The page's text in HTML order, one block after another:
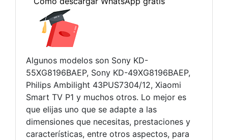
Algunos modelos son Sony KD-
55XG8196BAEP, Sony KD-49XG8196BAEP,
Philips Ambilight 43PUS7304/12, Xiaomi
Smart TV P1 y muchos otros. Lo mejor es
que elijas uno que se adapte a las
dimensiones que necesitas, prestaciones y
características, entre otros aspectos, para